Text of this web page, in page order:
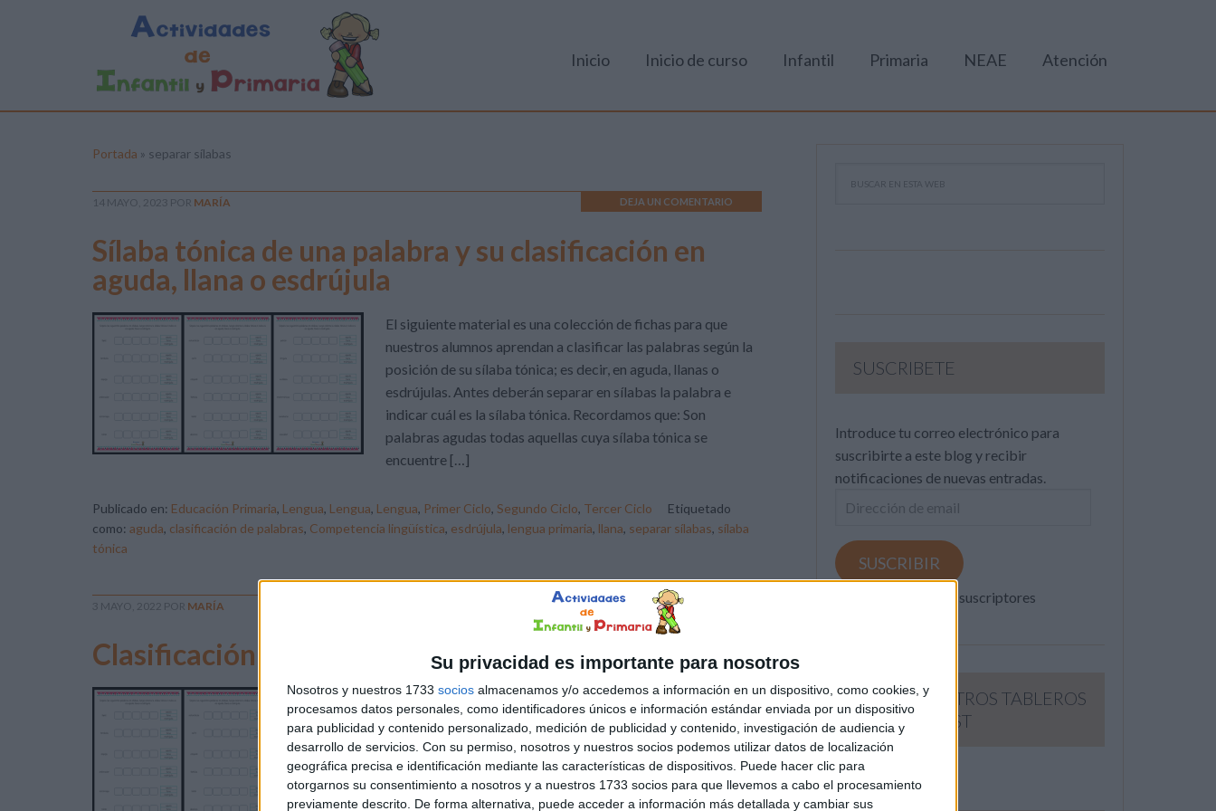
Su privacidad es importante para nosotros
Nosotros y nuestros 1733 socios almacenamos y/o accedemos a información en un dispositivo, como cookies, y
procesamos datos personales, como identificadores únicos e información estándar enviada por un dispositivo
para publicidad y contenido personalizado, medición de publicidad y contenido, investigación de audiencia y
desarrollo de servicios. Con su permiso, nosotros y nuestros socios podemos utilizar datos de localización
geográfica precisa e identificación mediante las características de dispositivos. Puede hacer clic para
otorgarnos su consentimiento a nosotros y a nuestros 1733 socios para que llevemos a cabo el procesamiento
previamente descrito. De forma alternativa, puede acceder a información más detallada y cambiar sus
Inicio Inicio de curso Infantil Primaria NEAE Atención
Portada » separar sílabas
14 MAYO, 2023 POR MARÍA DEJA UN COMENTARIO
Sílaba tónica de una palabra y su clasificación en
aguda, llana o esdrújula
El siguiente material es una colección de fichas para que
nuestros alumnos aprendan a clasificar las palabras según la
posición de su sílaba tónica; es decir, en aguda, llanas o
esdrújulas. Antes deberán separar en sílabas la palabra e
indicar cuál es la sílaba tónica. Recordamos que: Son
palabras agudas todas aquellas cuya sílaba tónica se
encuentre […]
Publicado en: Educación Primaria, Lengua, Lengua, Lengua, Primer Ciclo, Segundo Ciclo, Tercer Ciclo
Etiquetado
como: aguda, clasificación de palabras, Competencia lingüística, esdrújula, lengua primaria, llana, separar sílabas, sílaba
tónica
3 MAYO, 2022 POR MARÍA DEJA UN COMENTARIO
Clasificación de palabra: Aguda, llana o esdrújula
El siguiente material es una colección de fichas para que
nuestros alumnos aprendan a clasificar las palabras según la
posición de su sílaba tónica; es decir, en aguda, llanas o
esdrújulas. Antes deberán separar en sílabas la palabra e
indicar cuál es la sílaba tónica. Recordamos que: Son
SUSCRIBETE
Introduce tu correo electrónico para
suscribirte a este blog y recibir
notificaciones de nuevas entradas.
Dirección
email
SUSCRIBIR
Únete a otros 371K suscriptores
SIGUE NUESTROS TABLEROS
EN PINTEREST